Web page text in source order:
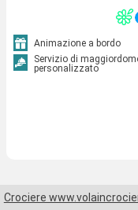
Animazione a bordo
Servizio di
personalizzato
Crociere